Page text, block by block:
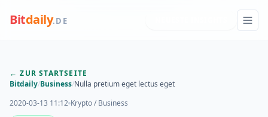
Bitdaily.DE
← ZUR STARTSEITE
Bitdaily/Business/Nulla pretium eget lectus eget
2020-03-13 11:12 Krypto / Business